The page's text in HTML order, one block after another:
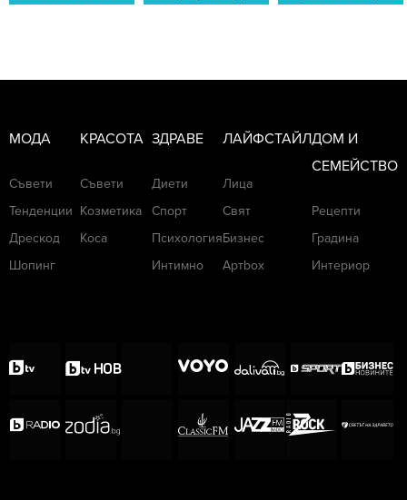
МОДА
Съвети
Тенденции
Дрескод
Шопинг
КРАСОТА
Съвети
Козметика
Коса
ЗДРАВЕ
Диети
Спорт
Психология
Интимно
ЛАЙФСТАЙЛ
Лица
Свят
Бизнес
Артbox
ДОМ И
СЕМЕЙСТВО
Рецепти
Градина
Интериор